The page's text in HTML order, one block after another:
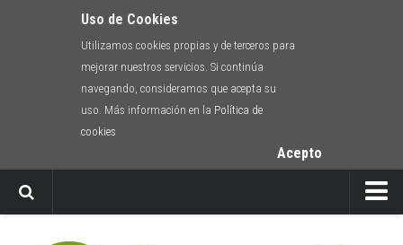
Uso de Cookies
Utilizamos cookies propias y de terceros para
mejorar nuestros servicios. Si continúa
navegando, consideramos que acepta su
uso. Más información en la Política de
cookies
Acepto